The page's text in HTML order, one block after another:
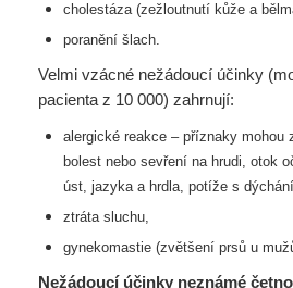
cholestáza (zežloutnutí kůže a
poranění šlach.
Velmi vzácné nežádoucí účinky
pacienta z 10 000) zahrnují:
alergické reakce – příznaky mohou
bolest nebo sevření na hrudi, otok
úst, jazyka a hrdla, potíže s
ztráta sluchu,
gynekomastie (zvětšení prsů u
Nežádoucí účinky neznámé